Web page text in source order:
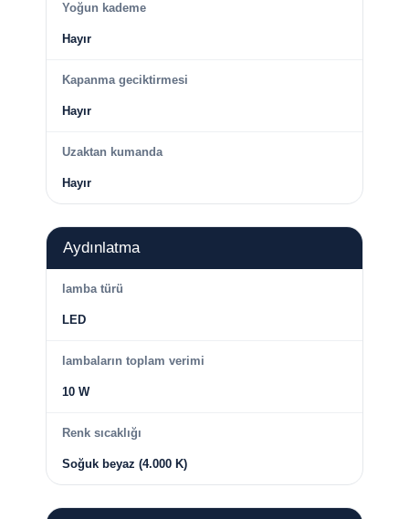
Yoğun kademe
Hayır
Kapanma geciktirmesi
Hayır
Uzaktan kumanda
Hayır
Aydınlatma
lamba türü
LED
lambaların toplam verimi
10 W
Renk sıcaklığı
Soğuk beyaz (4.000 K)